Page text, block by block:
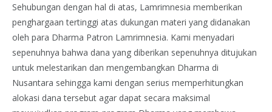
Sehubungan dengan hal di atas, Lamrimnesia memberikan
penghargaan tertinggi atas dukungan materi yang didanakan
oleh para Dharma Patron Lamrimnesia. Kami menyadari
sepenuhnya bahwa dana yang diberikan sepenuhnya ditujukan
untuk melestarikan dan mengembangkan Dharma di
Nusantara sehingga kami dengan serius memperhitungkan
alokasi dana tersebut agar dapat secara maksimal